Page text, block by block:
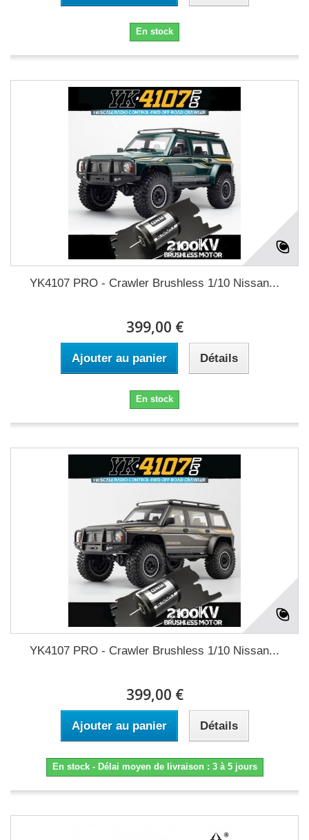
En stock
YK4107 PRO - Crawler Brushless 1/10 Nissan...
399,00 €
Ajouter au panier Détails
En stock
YK4107 PRO - Crawler Brushless 1/10 Nissan...
399,00 €
Ajouter au panier Détails
En stock - Délai moyen de livraison : 3 à 5 jours